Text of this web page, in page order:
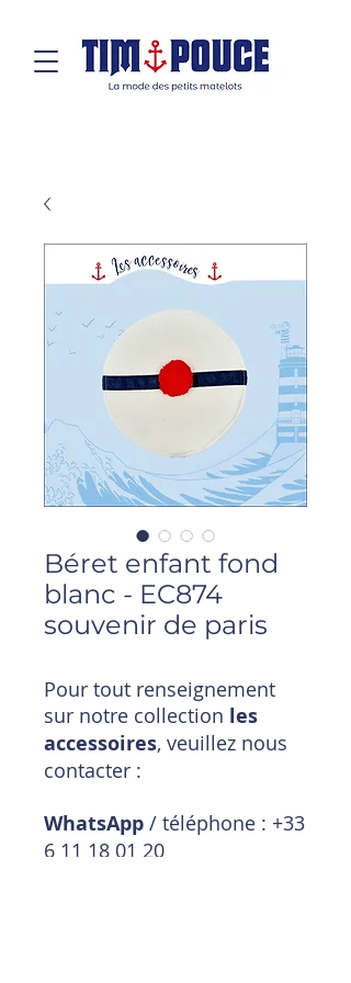
Béret enfant fond
blanc - EC874
souvenir de paris
Pour tout renseignement
sur notre collection les
accessoires, veuillez nous
contacter :
WhatsApp / téléphone : +33
6 11 18 01 20